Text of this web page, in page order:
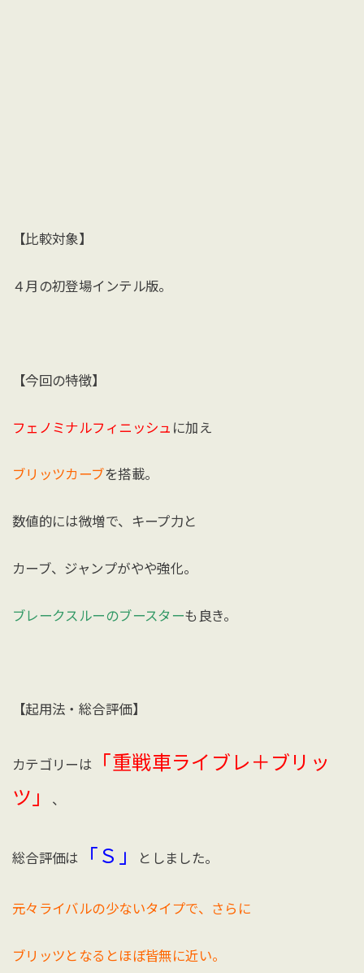
【比較対象】
４月の初登場インテル版。
【今回の特徴】
フェノミナルフィニッシュ に加え
ブリッツカーブを搭載。
数値的には微増で、キープ力と
カーブ、ジャンプがやや強化。
ブレークスルーのブースターも良き。
【起用法・総合評価】
カテゴリーは
「重戦車ライブレ＋ブリッ
ツ」
、
総合評価は 「Ｓ」 としました。
元々ライバルの少ないタイプで、さらに
ブリッツとなるとほぼ皆無に近い。